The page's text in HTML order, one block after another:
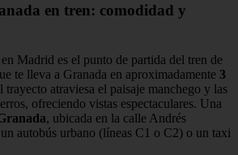
en tren: comodidad y
en Madrid es el punto de partida del tren de
te lleva a Granada en aproximadamente 3
trayecto atraviesa el paisaje manchego y las
ofreciendo vistas espectaculares. Una
, ubicada en la calle Andrés
autobús urbano (líneas C1 o C2) o un taxi